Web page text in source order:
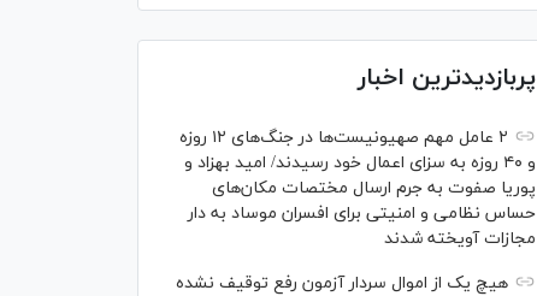
پربازدیدترین اخبار
۲ عامل مهم صهیونیست‌ها در جنگ‌های ۱۲ روزه
و ۴۰ روزه به سزای اعمال خود رسیدند/ امید بهزاد و
پوریا صفوت به جرم ارسال مختصات مکان‌های
حساس نظامی و امنیتی برای افسران موساد به دار
مجازات آویخته شدند
هیچ یک از اموال سردار آزمون رفع توقیف نشده